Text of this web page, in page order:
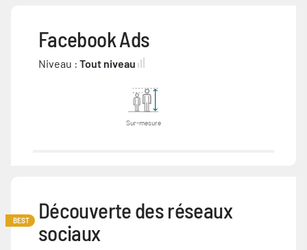
Facebook Ads
Niveau : Tout niveau
Sur-mesure
BEST
Découverte des réseaux
sociaux